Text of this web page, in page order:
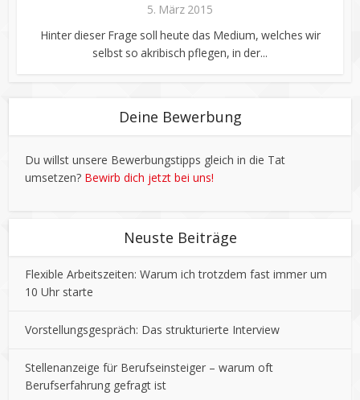
5. März 2015
Hinter dieser Frage soll heute das Medium, welches wir
selbst so akribisch pflegen, in der...
Deine Bewerbung
Du willst unsere Bewerbungstipps gleich in die Tat
umsetzen? Bewirb dich jetzt bei uns!
Neuste Beiträge
Flexible Arbeitszeiten: Warum ich trotzdem fast immer um
10 Uhr starte
Vorstellungsgespräch: Das strukturierte Interview
Stellenanzeige für Berufseinsteiger – warum oft
Berufserfahrung gefragt ist